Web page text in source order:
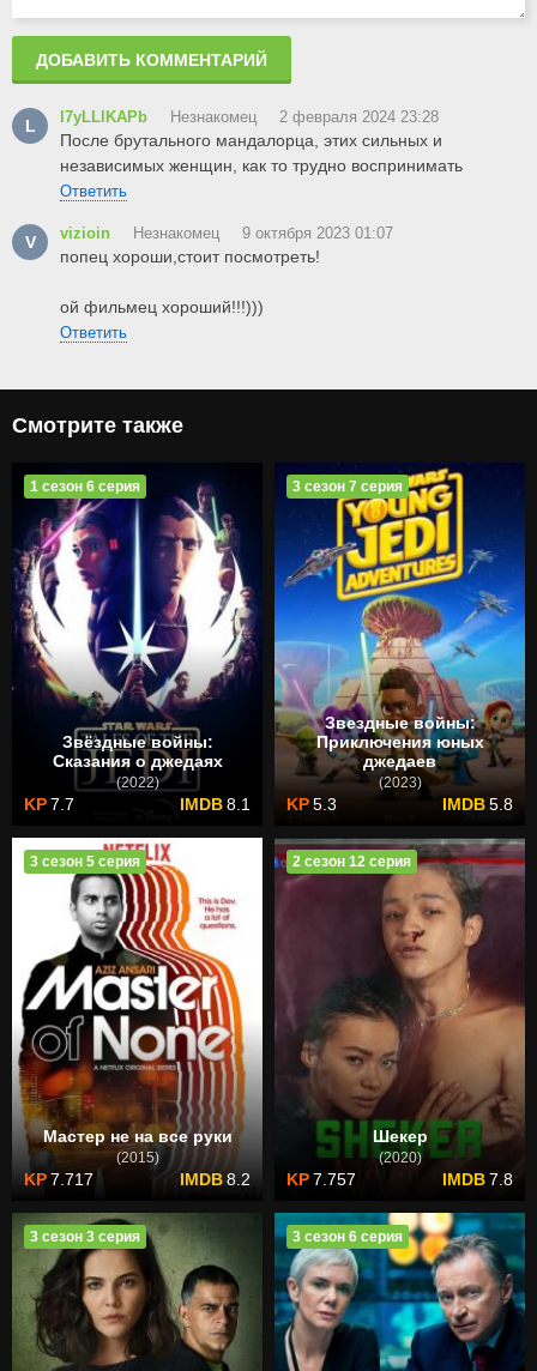
L l7yLLlKAPb Незнакомец 2 февраля 2024 23:28
После брутального мандалорца, этих сильных и
независимых женщин, как то трудно воспринимать
Ответить
V vizioin Незнакомец 9 октября 2023 01:07
попец хороши,стоит посмотреть!
ой фильмец хороший!!!)))
Ответить
ДОБАВИТЬ КОММЕНТАРИЙ
Смотрите также
Звёздные войны:
Сказания о джедаях
(2022)
7.7 8.1
1 сезон 6 серия
Звездные войны:
Приключения юных
джедаев
(2023)
5.3 5.8
3 сезон 7 серия
Мастер не на все руки
(2015)
7.717 8.2
3 сезон 5 серия
Шекер
(2020)
7.757 7.8
2 сезон 12 серия
3 сезон 3 серия 3 сезон 6 серия